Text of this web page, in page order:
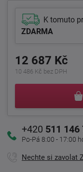
K tomuto
ZDARMA
12 687 Kč
10 486 Kč bez DPH
+420 511 146
Po-Pá 8:00 - 17:00
Nechte si zavolat